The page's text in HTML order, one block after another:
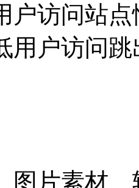
户访问站
用户访问
图片素材